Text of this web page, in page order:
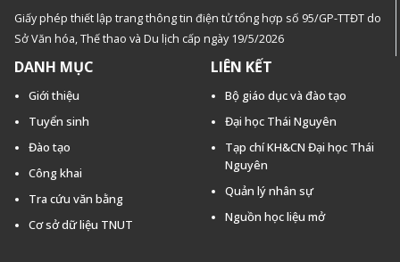
Giấy phép thiết lập trang thông tin điện tử tổng hợp số 95/GP-TTĐT do
Sở Văn hóa, Thế thao và Du lịch cấp ngày 19/5/2026
DANH MỤC
Giới thiệu
Tuyển sinh
Đào tạo
Công khai
Tra cứu văn bằng
Cơ sở dữ liệu TNUT
LIÊN KẾT
Bộ giáo dục và đào tạo
Đại học Thái Nguyên
Tạp chí KH&CN Đại học Thái
Nguyên
Quản lý nhân sự
Nguồn học liệu mở